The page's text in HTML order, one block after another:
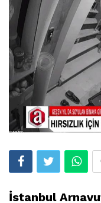
İstanbul